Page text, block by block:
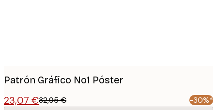
Patrón Gráfico No1 Póster
23,07 €32,95 € -30%*